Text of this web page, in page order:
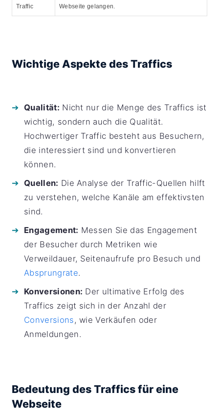
Traffic
Webseite gelangen.
Wichtige Aspekte des Traffics
Qualität: Nicht nur die Menge des Traffics ist
wichtig, sondern auch die Qualität.
Hochwertiger Traffic besteht aus Besuchern,
die interessiert sind und konvertieren
können.
Quellen: Die Analyse der Traffic-Quellen hilft
zu verstehen, welche Kanäle am effektivsten
sind.
Engagement: Messen Sie das Engagement
der Besucher durch Metriken wie
Verweildauer, Seitenaufrufe pro Besuch und
Absprungrate.
Konversionen: Der ultimative Erfolg des
Traffics zeigt sich in der Anzahl der
Conversions, wie Verkäufen oder
Anmeldungen.
Bedeutung des Traffics für eine
Webseite